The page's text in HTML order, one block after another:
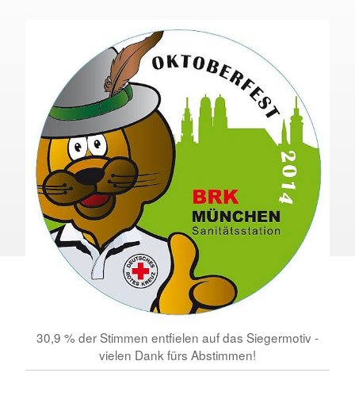
30,9 % der Stimmen entfielen auf das Siegermotiv -
vielen Dank fürs Abstimmen!